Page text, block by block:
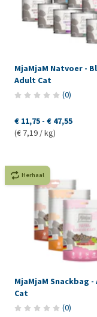
MjaMjaM Natvoer -
Adult Cat
(0)
€ 11,75 - € 47,55
(€ 7,19 / kg)
Herhaal
MjaMjaM Snackbag
Cat
(0)